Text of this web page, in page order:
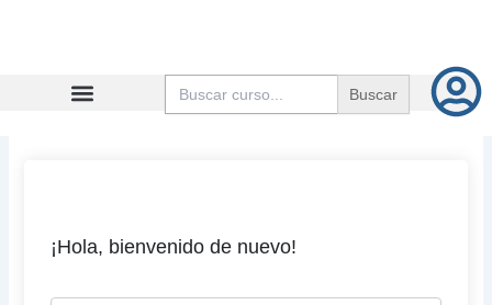
Buscar:
¡Hola, bienvenido de nuevo!